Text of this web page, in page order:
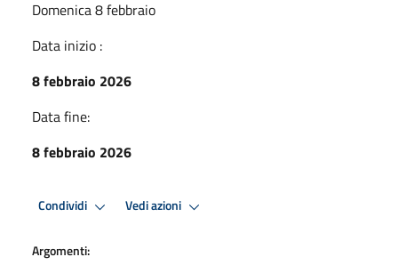
Domenica 8 febbraio
Data inizio :
8 febbraio 2026
Data fine:
8 febbraio 2026
Condividi Vedi azioni
Argomenti: